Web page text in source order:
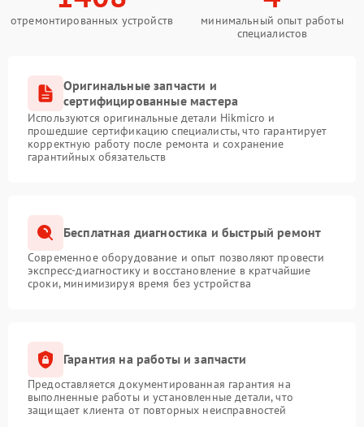
отремонтированных устройств
минимальный опыт работы
специалистов
Оригинальные запчасти и
сертифицированные мастера
Используются оригинальные детали Hikmicro и
прошедшие сертификацию специалисты, что гарантирует
корректную работу после ремонта и сохранение
гарантийных обязательств
Бесплатная диагностика и быстрый ремонт
Современное оборудование и опыт позволяют провести
экспресс-диагностику и восстановление в кратчайшие
сроки, минимизируя время без устройства
Гарантия на работы и запчасти
Предоставляется документированная гарантия на
выполненные работы и установленные детали, что
защищает клиента от повторных неисправностей